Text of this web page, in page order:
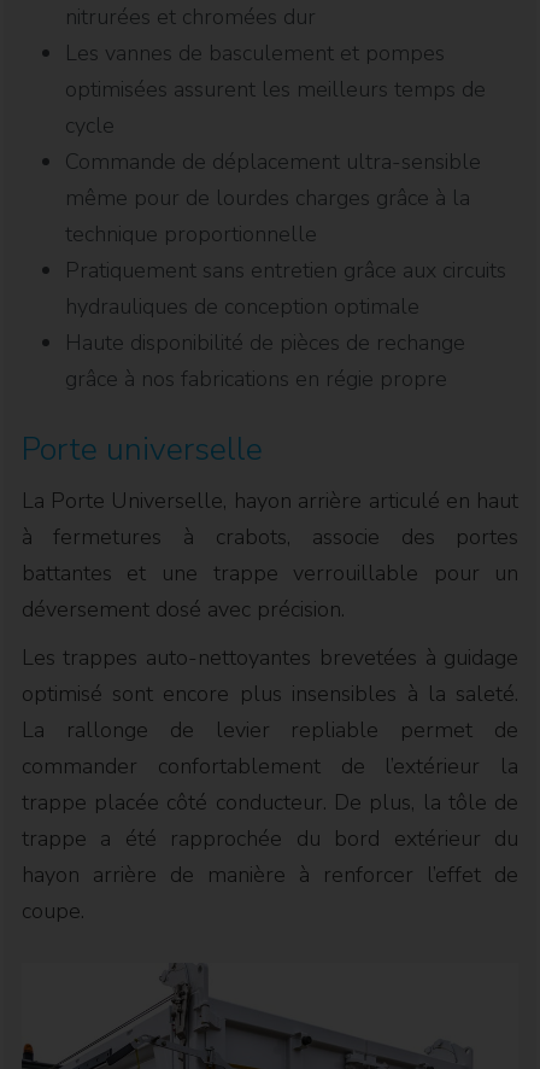
nitrurées et chromées dur
Les vannes de basculement et pompes
optimisées assurent les meilleurs temps de
cycle
Commande de déplacement ultra-sensible
même pour de lourdes charges grâce à la
technique proportionnelle
Pratiquement sans entretien grâce aux circuits
hydrauliques de conception optimale
Haute disponibilité de pièces de rechange
grâce à nos fabrications en régie propre
Porte universelle
La Porte Universelle, hayon arrière articulé en haut
à fermetures à crabots, associe des portes
battantes et une trappe verrouillable pour un
déversement dosé avec précision.
Les trappes auto-nettoyantes brevetées à guidage
optimisé sont encore plus insensibles à la saleté.
La rallonge de levier repliable permet de
commander confortablement de l’extérieur la
trappe placée côté conducteur. De plus, la tôle de
trappe a été rapprochée du bord extérieur du
hayon arrière de manière à renforcer l’effet de
coupe.